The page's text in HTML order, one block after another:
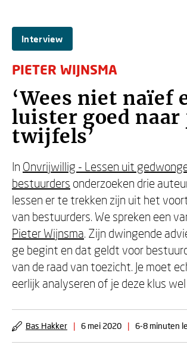
Interview
PIETER WIJNSMA
‘Wees niet naïef
luister goed naar
twijfels’
In Onvrijwillig - Lessen uit
bestuurders onderzoeken drie
lessen er te trekken zijn uit het
van bestuurders. We spreken een
Pieter Wijnsma. Zijn dwingende
ge begint en dat geldt voor
van de raad van toezicht. Je moet
eerlijk analyseren of je deze klus wel
Bas Hakker | 6 mei 2020 | 6-8 minuten